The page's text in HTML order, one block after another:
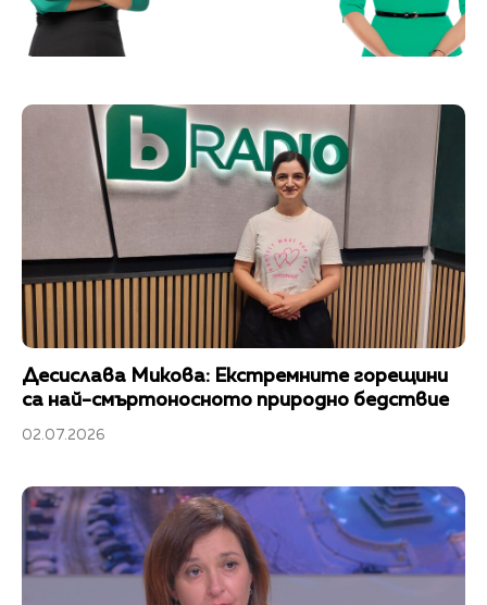
Десислава Микова: Екстремните горещини
са най-смъртоносното природно бедствие
02.07.2026